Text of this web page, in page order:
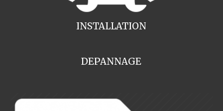
INSTALLATION
DEPANNAGE